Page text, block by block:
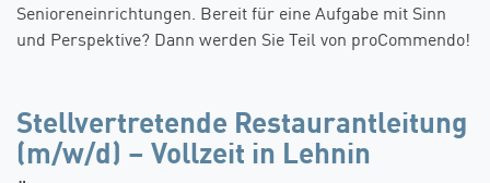
Stellvertretende Restaurantleitung
(m/w/d) – Vollzeit in Lehnin
Senioreneinrichtungen. Bereit für eine Aufgabe mit Sinn
und Perspektive? Dann werden Sie Teil von proCommendo!